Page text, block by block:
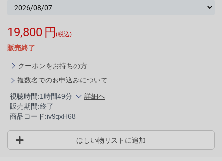
19,800 円 (税込)
販売終了
クーポンをお持ちの方
複数名でのお申込みについて
視聴時間:1時間49分
詳細へ
販売期間:終了
商品コード:iv9qxH68
ほしい物リストに追加